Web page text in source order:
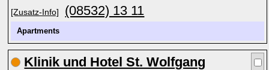
[Zusatz-Info] (08532) 13 11
Apartments
Klinik und Hotel St. Wolfgang